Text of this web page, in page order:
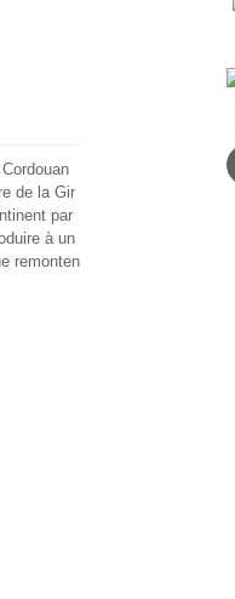
de la Gir
par
à un
remonten